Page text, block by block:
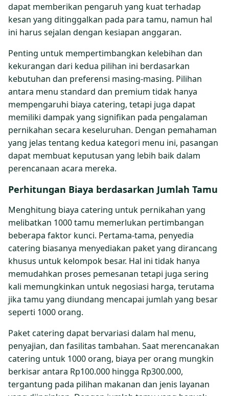
dapat memberikan pengaruh yang kuat terhadap
kesan yang ditinggalkan pada para tamu, namun hal
ini harus sejalan dengan kesiapan anggaran.
Penting untuk mempertimbangkan kelebihan dan
kekurangan dari kedua pilihan ini berdasarkan
kebutuhan dan preferensi masing-masing. Pilihan
antara menu standard dan premium tidak hanya
mempengaruhi biaya catering, tetapi juga dapat
memiliki dampak yang signifikan pada pengalaman
pernikahan secara keseluruhan. Dengan pemahaman
yang jelas tentang kedua kategori menu ini, pasangan
dapat membuat keputusan yang lebih baik dalam
perencanaan acara mereka.
Perhitungan Biaya berdasarkan Jumlah Tamu
Menghitung biaya catering untuk pernikahan yang
melibatkan 1000 tamu memerlukan pertimbangan
beberapa faktor kunci. Pertama-tama, penyedia
catering biasanya menyediakan paket yang dirancang
khusus untuk kelompok besar. Hal ini tidak hanya
memudahkan proses pemesanan tetapi juga sering
kali memungkinkan untuk negosiasi harga, terutama
jika tamu yang diundang mencapai jumlah yang besar
seperti 1000 orang.
Paket catering dapat bervariasi dalam hal menu,
penyajian, dan fasilitas tambahan. Saat merencanakan
catering untuk 1000 orang, biaya per orang mungkin
berkisar antara Rp100.000 hingga Rp300.000,
tergantung pada pilihan makanan dan jenis layanan